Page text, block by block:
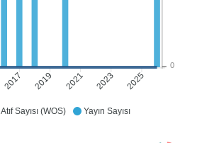
Atıf Sayısı (WOS) Yayın Sayısı
2017 2019 2021 2023 2025
0